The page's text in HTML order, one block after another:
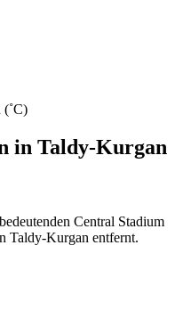
(˚C)
in Taldy-Kurgan
Central Stadium
Taldy-Kurgan entfernt.